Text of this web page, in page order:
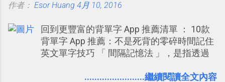
碟建立專案看板 但是，我自己也一直使用著
整的介紹！雖然錯過了幾年前第一時間推薦
Trello 的時機，但在這段時間的使用經驗
下，剛好可以讓我整理沉澱自己的使用方
鍵特色 」，然後轉化成這篇文章深入淺出的
作者： Esor Huang 4月 10, 2016
回到更豐富的背單字 App 推薦清單 ： 10款
背單字 App 推薦：不是死背的零碎時間記住
英文單字技巧 「 間隔記憶法 」，是指透過
記憶。 舉例來說我今天記住一個單字，相關
........................繼續閱讀全文內容